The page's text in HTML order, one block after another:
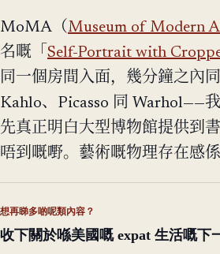
MoMA（ Museum of Modern
名嘅「 Self-Portrait with
同一個房間入面，幾分鐘之內
Kahlo、Picasso 同 Warhol——
先真正明白大型博物館提供到
唔到嘅嘢。藝術嘅物理存在感係
想再睇多啲呢類內容？
收下關於喺美國嘅 expat 生活嘅下